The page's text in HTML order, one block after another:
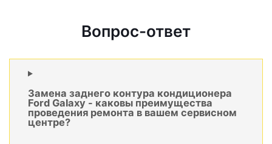
Вопрос-ответ
Замена заднего контура кондиционера
Ford Galaxy - каковы преимущества
проведения ремонта в вашем сервисном
центре?